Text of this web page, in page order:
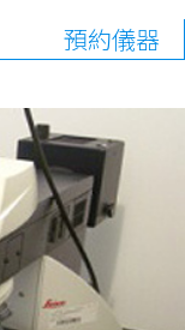
預約儀器